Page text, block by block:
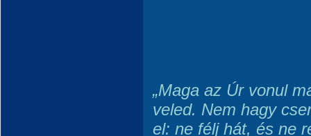
„Maga az Úr vonul
veled. Nem hagy
el: ne félj hát, és ne